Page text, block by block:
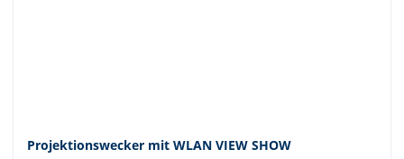
Projektionswecker mit WLAN VIEW SHOW